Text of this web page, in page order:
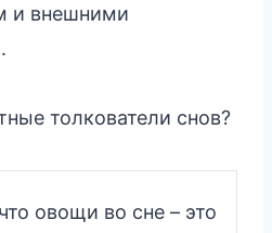
и внешними
толкователи снов?
овощи во сне – это